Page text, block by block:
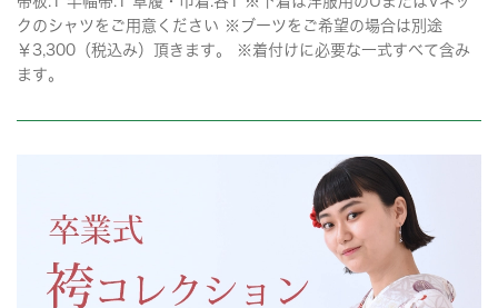
クのシャツをご用意ください ※ブーツをご希望の場合は別途
￥3,300（税込み）頂きます。 ※着付けに必要な一式すべて含み
ます。